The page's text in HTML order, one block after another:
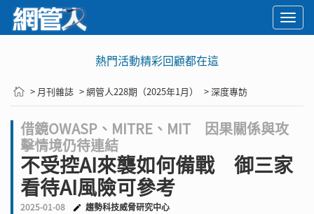
熱門活動精彩回顧都在這
> 月刊雜誌 > 網管人228期（2025年1月） > 深度專訪
借鏡OWASP、MITRE、MIT 因果關係與攻
擊情境仍待連結
不受控AI來襲如何備戰 御三家
看待AI風險可參考
2025-01-08 趨勢科技威脅研究中心